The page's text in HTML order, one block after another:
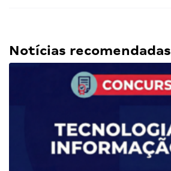
Notícias recomendadas